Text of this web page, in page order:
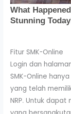
Fitur SMK-Online
Login dan
SMK-Online
yang telah
NRP. Untuk dapat